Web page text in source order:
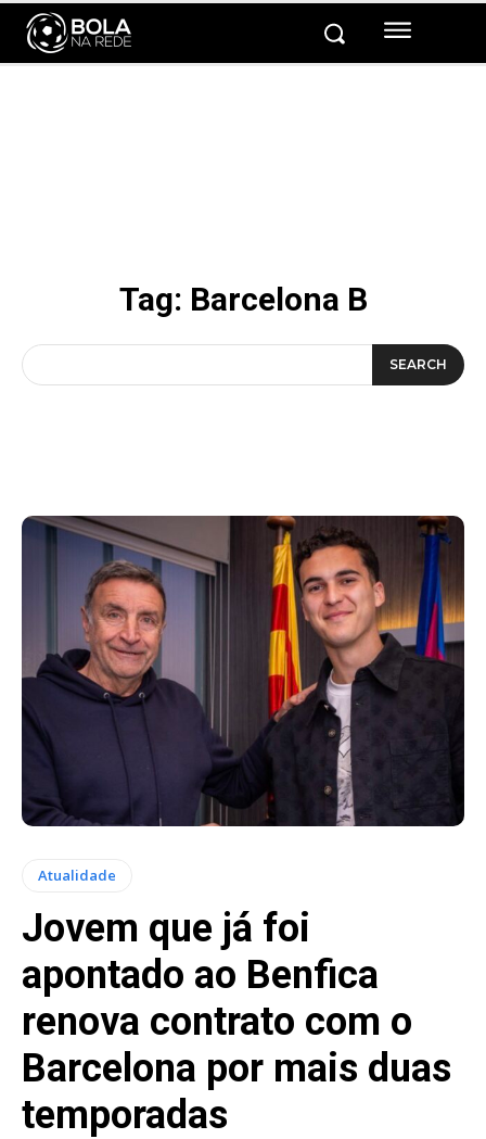
Tag: Barcelona B
SEARCH
Atualidade
Jovem que já foi
apontado ao Benfica
renova contrato com o
Barcelona por mais duas
temporadas